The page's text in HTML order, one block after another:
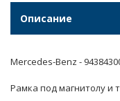
Описание
Mercedes-Benz -
Рамка под магнитолу и